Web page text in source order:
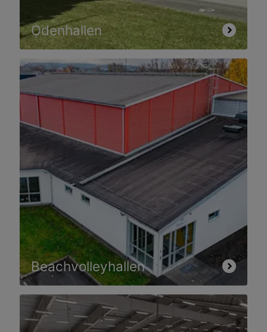
Odenhallen
Beachvolleyhallen